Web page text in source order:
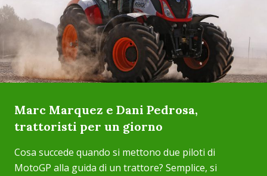
Marc Marquez e Dani Pedrosa,
trattoristi per un giorno
Cosa succede quando si mettono due piloti di
MotoGP alla guida di un trattore? Semplice, si